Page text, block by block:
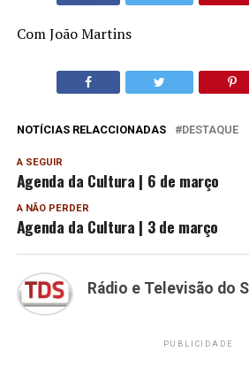
Com João Martins
NOTÍCIAS RELACCIONADAS DESTAQUE
A SEGUIR
Agenda da Cultura | 6 de março
A NÃO PERDER
Agenda da Cultura | 3 de março
Rádio e Televisão do
PUBLICIDADE